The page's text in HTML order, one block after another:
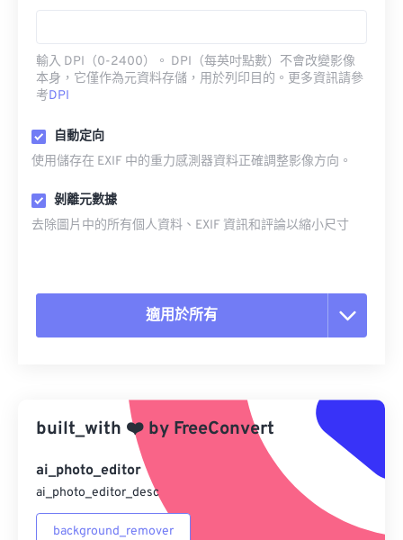
輸入 DPI（0-2400）。 DPI（每英吋點數）不會改變影像
本身，它僅作為元資料存儲，用於列印目的。更多資訊請參
考DPI
自動定向
使用儲存在 EXIF 中的重力感測器資料正確調整影像方向。
剝離元數據
去除圖片中的所有個人資料、EXIF 資訊和評論以縮小尺寸
適用於所有
另存為預設
built_with ❤️ by FreeConvert
ai_photo_editor
ai_photo_editor_desc
background_remover